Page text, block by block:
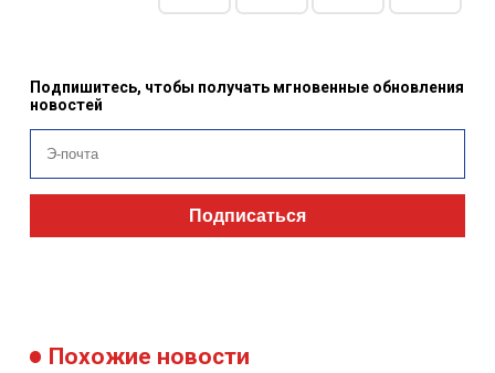
Подпишитесь, чтобы получать мгновенные обновления
новостей
Подписаться
Похожие новости